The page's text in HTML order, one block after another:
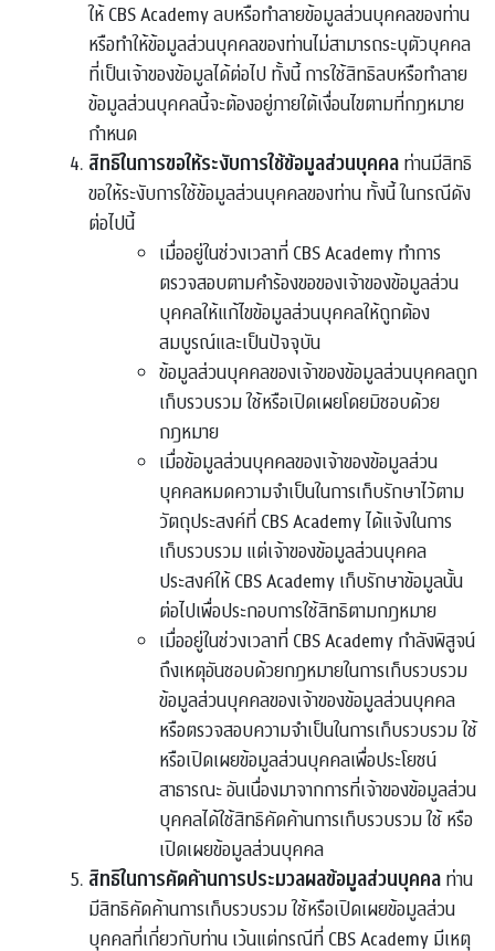
ให้ CBS Academy ลบหรือทำลายข้อมูลส่วนบุคคลของท่าน
หรือทำให้ข้อมูลส่วนบุคคลของท่านไม่สามารถระบุตัวบุคคล
ที่เป็นเจ้าของข้อมูลได้ต่อไป ทั้งนี้ การใช้สิทธิลบหรือทำลาย
ข้อมูลส่วนบุคคลนี้จะต้องอยู่ภายใต้เงื่อนไขตามที่กฎหมาย
กำหนด
สิทธิในการขอให้ระงับการใช้ข้อมูลส่วนบุคคล ท่านมีสิทธิ
ขอให้ระงับการใช้ข้อมูลส่วนบุคคลของท่าน ทั้งนี้ ในกรณีดัง
ต่อไปนี้
เมื่ออยู่ในช่วงเวลาที่ CBS Academy ทำการ
ตรวจสอบตามคำร้องขอของเจ้าของข้อมูลส่วน
บุคคลให้แก้ไขข้อมูลส่วนบุคคลให้ถูกต้อง
สมบูรณ์และเป็นปัจจุบัน
ข้อมูลส่วนบุคคลของเจ้าของข้อมูลส่วนบุคคลถูก
เก็บรวบรวม ใช้หรือเปิดเผยโดยมิชอบด้วย
กฎหมาย
เมื่อข้อมูลส่วนบุคคลของเจ้าของข้อมูลส่วน
บุคคลหมดความจำเป็นในการเก็บรักษาไว้ตาม
วัตถุประสงค์ที่ CBS Academy ได้แจ้งในการ
เก็บรวบรวม แต่เจ้าของข้อมูลส่วนบุคคล
ประสงค์ให้ CBS Academy เก็บรักษาข้อมูลนั้น
ต่อไปเพื่อประกอบการใช้สิทธิตามกฎหมาย
เมื่ออยู่ในช่วงเวลาที่ CBS Academy กำลังพิสูจน์
ถึงเหตุอันชอบด้วยกฎหมายในการเก็บรวบรวม
ข้อมูลส่วนบุคคลของเจ้าของข้อมูลส่วนบุคคล
หรือตรวจสอบความจำเป็นในการเก็บรวบรวม ใช้
หรือเปิดเผยข้อมูลส่วนบุคคลเพื่อประโยชน์
สาธารณะ อันเนื่องมาจากการที่เจ้าของข้อมูลส่วน
บุคคลได้ใช้สิทธิคัดค้านการเก็บรวบรวม ใช้ หรือ
เปิดเผยข้อมูลส่วนบุคคล
สิทธิในการคัดค้านการประมวลผลข้อมูลส่วนบุคคล ท่าน
มีสิทธิคัดค้านการเก็บรวบรวม ใช้หรือเปิดเผยข้อมูลส่วน
บุคคลที่เกี่ยวกับท่าน เว้นแต่กรณีที่ CBS Academy มีเหตุ